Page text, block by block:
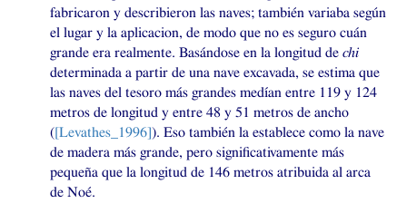
fabricaron y describieron las naves; también variaba según
el lugar y la aplicacion, de modo que no es seguro cuán
grande era realmente. Basándose en la longitud de chi
determinada a partir de una nave excavada, se estima que
las naves del tesoro más grandes medían entre 119 y 124
metros de longitud y entre 48 y 51 metros de ancho
([Levathes_1996]). Eso también la establece como la nave
de madera más grande, pero significativamente más
pequeña que la longitud de 146 metros atribuida al arca
de Noé.